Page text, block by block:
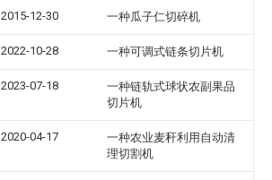
2015-12-30 一种瓜子仁切碎机
2022-10-28 一种可调式链条切片机
2023-07-18
一种链轨式球状农副果品
切片机
2020-04-17
一种农业麦秆利用自动清
理切割机